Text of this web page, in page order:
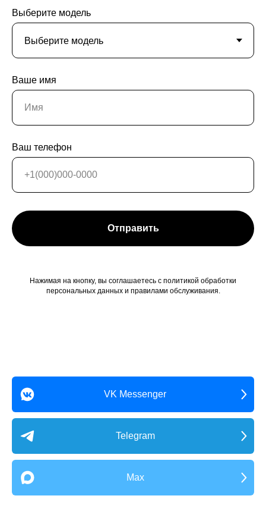
Выберите модель
Ваше имя
Ваш телефон
Отправить
Нажимая на кнопку, вы соглашаетесь с политикой обработки
персональных данных и правилами обслуживания.
VK Messenger
Telegram
Max